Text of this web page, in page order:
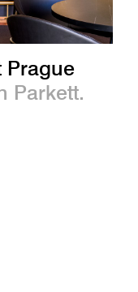
Prague
Parkett.